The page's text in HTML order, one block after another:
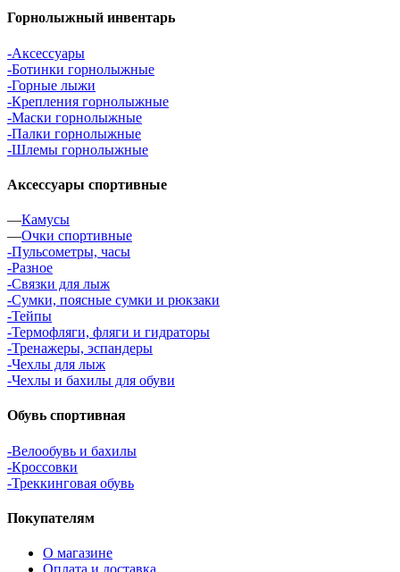
Горнолыжный инвентарь
-Аксессуары
-Ботинки горнолыжные
-Горные лыжи
-Крепления горнолыжные
-Маски горнолыжные
-Палки горнолыжные
-Шлемы горнолыжные
Аксессуары спортивные
—Камусы
—Очки спортивные
-Пульсометры, часы
-Разное
-Связки для лыж
-Сумки, поясные сумки и рюкзаки
-Тейпы
-Термофляги, фляги и гидраторы
-Тренажеры, эспандеры
-Чехлы для лыж
-Чехлы и бахилы для обуви
Обувь спортивная
-Велообувь и бахилы
-Кроссовки
-Треккинговая обувь
Покупателям
О магазине